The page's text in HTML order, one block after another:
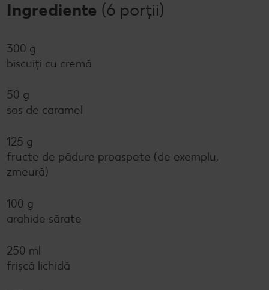
Ingrediente (6 porții)
300 g
biscuiți cu cremă
50 g
sos de caramel
125 g
fructe de pădure proaspete (de exemplu,
zmeură)
100 g
arahide sărate
250 ml
frișcă lichidă